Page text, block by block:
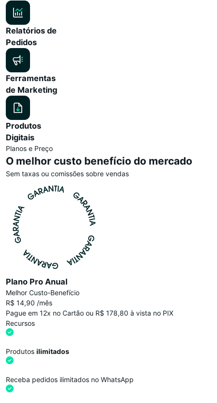
Relatórios de
Pedidos
Ferramentas
de Marketing
Produtos
Digitais
Planos e Preço
O melhor custo benefício do mercado
Sem taxas ou comissões sobre vendas
Plano Pro Anual
Melhor Custo-Benefício
R$ 14,90 /mês
Pague em 12x no Cartão ou R$ 178,80 à vista no PIX
Recursos
Produtos ilimitados
Receba pedidos ilimitados no WhatsApp